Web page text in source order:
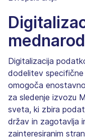
Digitalizacija
dodelitev
omogoča
za sledenje izvozu
sveta, ki zbira
držav in zagotavlja
zainteresiranim